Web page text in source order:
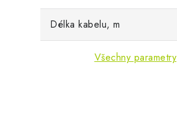
Délka kabelu, m
Všechny parametry